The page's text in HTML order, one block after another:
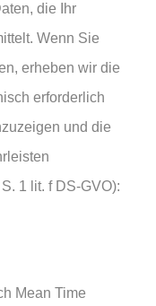
die Ihr
Wenn Sie
erheben wir die
erforderlich
und die
1 lit. f DS-GVO):
Mean Time